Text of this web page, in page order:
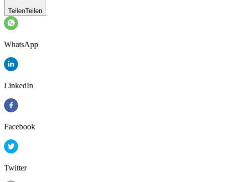
TeilenTeilen
WhatsApp
LinkedIn
Facebook
Twitter